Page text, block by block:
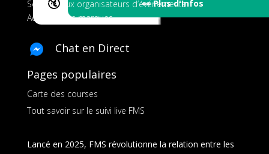
🔇 👀 Plus d'Infos
Services aux organisateurs d’événements
Ads pour les marques
Chat en Direct
Pages populaires
Carte des courses
Tout savoir sur le suivi live FMS
Lancé en 2025, FMS révolutionne la relation entre les